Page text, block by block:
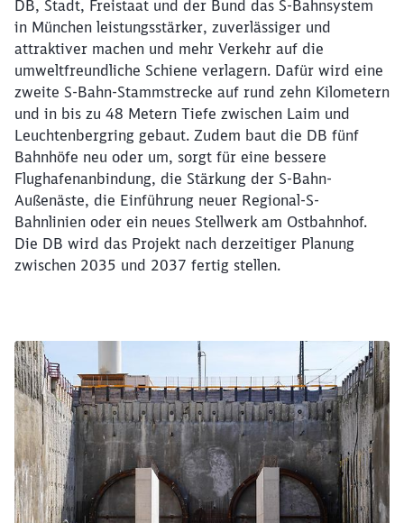
DB, Stadt, Freistaat und der Bund das S-Bahnsystem
in München leistungsstärker, zuverlässiger und
attraktiver machen und mehr Verkehr auf die
umweltfreundliche Schiene verlagern. Dafür wird eine
zweite S-Bahn-Stammstrecke auf rund zehn Kilometern
und in bis zu 48 Metern Tiefe zwischen Laim und
Leuchtenbergring gebaut. Zudem baut die DB fünf
Bahnhöfe neu oder um, sorgt für eine bessere
Flughafenanbindung, die Stärkung der S-Bahn-
Außenäste, die Einführung neuer Regional-S-
Bahnlinien oder ein neues Stellwerk am Ostbahnhof.
Die DB wird das Projekt nach derzeitiger Planung
zwischen 2035 und 2037 fertig stellen.
Schließen
Möchten Sie zuweitergeleitet
werden?